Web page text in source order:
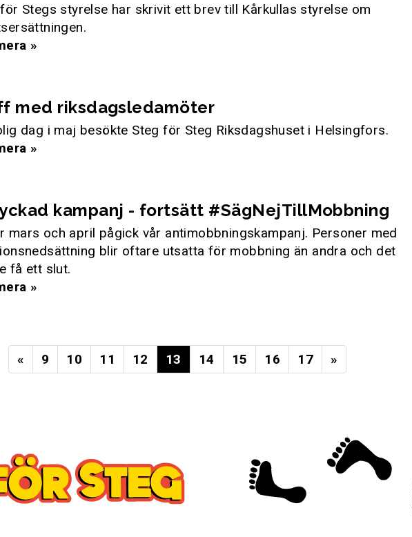
Stegs styrelse har skrivit ett brev till Kårkullas styrelse om
»
med riksdagsledamöter
dag i maj besökte Steg för Steg Riksdagshuset i Helsingfors.
»
kampanj - fortsätt #SägNejTillMobbning
mars och april pågick vår antimobbningskampanj. Personer med
blir oftare utsatta för mobbning än andra och det
få ett slut.
»
« 9 10 11 12 13 14 15 16 17 »